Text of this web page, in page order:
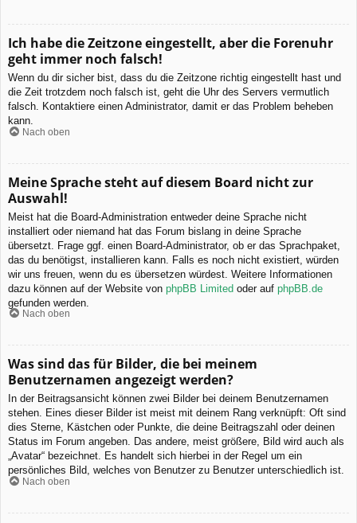
Ich habe die Zeitzone eingestellt, aber die Forenuhr
geht immer noch falsch!
Wenn du dir sicher bist, dass du die Zeitzone richtig eingestellt hast und
die Zeit trotzdem noch falsch ist, geht die Uhr des Servers vermutlich
falsch. Kontaktiere einen Administrator, damit er das Problem beheben
kann.
Nach oben
Meine Sprache steht auf diesem Board nicht zur
Auswahl!
Meist hat die Board-Administration entweder deine Sprache nicht
installiert oder niemand hat das Forum bislang in deine Sprache
übersetzt. Frage ggf. einen Board-Administrator, ob er das Sprachpaket,
das du benötigst, installieren kann. Falls es noch nicht existiert, würden
wir uns freuen, wenn du es übersetzen würdest. Weitere Informationen
dazu können auf der Website von phpBB Limited oder auf phpBB.de
gefunden werden.
Nach oben
Was sind das für Bilder, die bei meinem
Benutzernamen angezeigt werden?
In der Beitragsansicht können zwei Bilder bei deinem Benutzernamen
stehen. Eines dieser Bilder ist meist mit deinem Rang verknüpft: Oft sind
dies Sterne, Kästchen oder Punkte, die deine Beitragszahl oder deinen
Status im Forum angeben. Das andere, meist größere, Bild wird auch als
„Avatar“ bezeichnet. Es handelt sich hierbei in der Regel um ein
persönliches Bild, welches von Benutzer zu Benutzer unterschiedlich ist.
Nach oben